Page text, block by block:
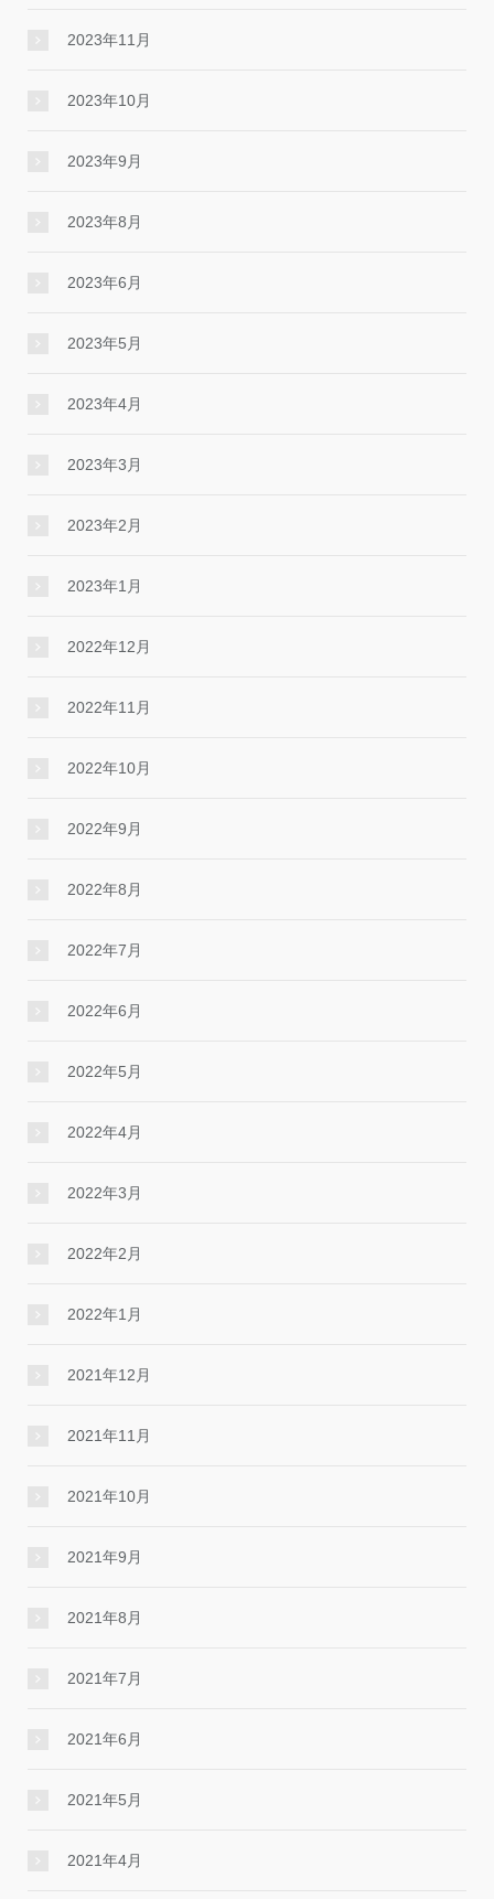
2023年11月
2023年10月
2023年9月
2023年8月
2023年6月
2023年5月
2023年4月
2023年3月
2023年2月
2023年1月
2022年12月
2022年11月
2022年10月
2022年9月
2022年8月
2022年7月
2022年6月
2022年5月
2022年4月
2022年3月
2022年2月
2022年1月
2021年12月
2021年11月
2021年10月
2021年9月
2021年8月
2021年7月
2021年6月
2021年5月
2021年4月